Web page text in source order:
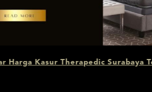
Agustus 2023
Daftar Harga